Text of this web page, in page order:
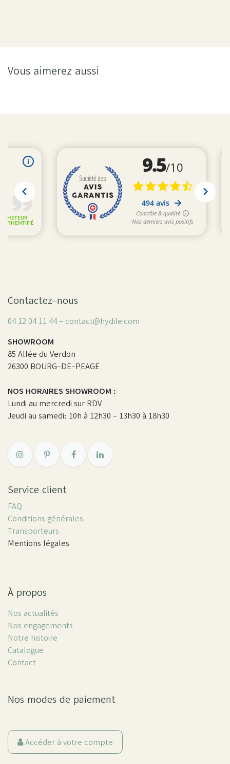
Vous aimerez aussi
Contactez-nous
04 12 04 11 44 - contact@hydile.com
SHOWROOM
85 Allée du Verdon
26300 BOURG-DE-PEAGE
NOS HORAIRES SHOWROOM :
Lundi au mercredi sur RDV
Jeudi au samedi: 10h à 12h30 - 13h30 à 18h30
Service client
FAQ
Conditions générales
Transporteurs
Mentions légales
À propos
Nos actualités
Nos engagements
Notre histoire
Catalogue
Contact
Nos modes de paiement
Accéder à votre compte